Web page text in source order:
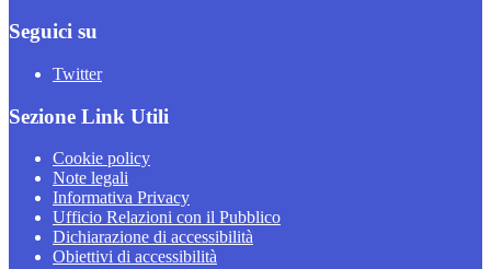
Seguici su
Twitter
Sezione Link Utili
Cookie policy
Note legali
Informativa Privacy
Ufficio Relazioni con il Pubblico
Dichiarazione di accessibilità
Obiettivi di accessibilità